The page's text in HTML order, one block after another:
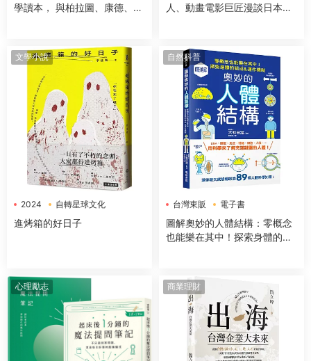
學讀本， 與柏拉圖、康德、亞
人、動畫電影巨匠漫談日本傳
文學小說
2024
自轉星球文化
電子書
進烤箱的好日子
自然科普
台灣東販 電子書
圖解奧妙的人體結構：零概念
也能樂在其中！探索身體的組
心理勵志 商業理財